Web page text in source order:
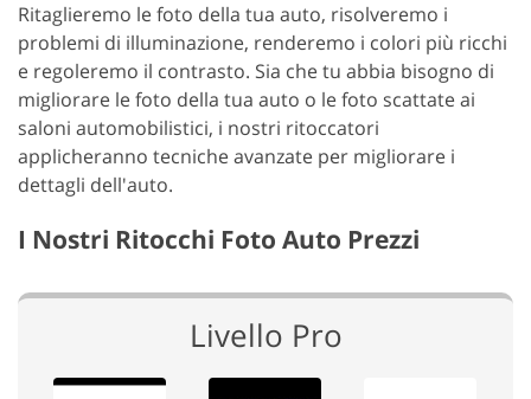
Ritaglieremo le foto della tua auto, risolveremo i
problemi di illuminazione, renderemo i colori più ricchi
e regoleremo il contrasto. Sia che tu abbia bisogno di
migliorare le foto della tua auto o le foto scattate ai
saloni automobilistici, i nostri ritoccatori
applicheranno tecniche avanzate per migliorare i
dettagli dell'auto.
I Nostri Ritocchi Foto Auto Prezzi
Livello Pro